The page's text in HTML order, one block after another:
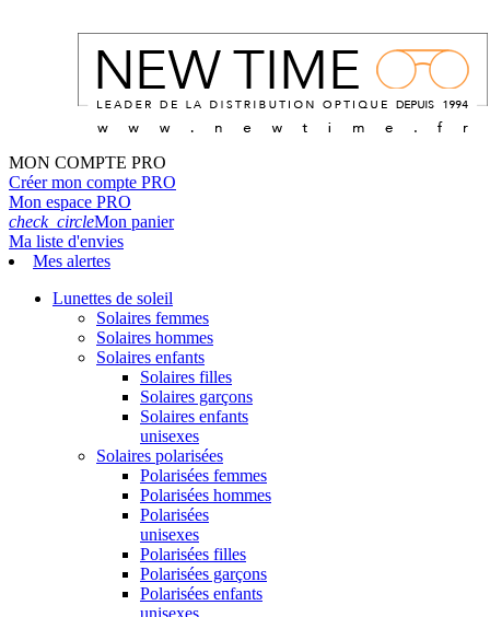
MON COMPTE PRO
Créer mon compte PRO
Mon espace PRO
check_circleMon panier
Ma liste d'envies
Mes alertes
Lunettes de soleil
Solaires femmes
Solaires hommes
Solaires enfants
Solaires filles
Solaires garçons
Solaires enfants
unisexes
Solaires polarisées
Polarisées femmes
Polarisées hommes
Polarisées
unisexes
Polarisées filles
Polarisées garçons
Polarisées enfants
unisexes